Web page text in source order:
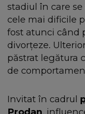
stadiul în care
cele mai dificile
fost atunci când
divorțeze.
păstrat legătura
de
Invitat în cadrul
Prodan,